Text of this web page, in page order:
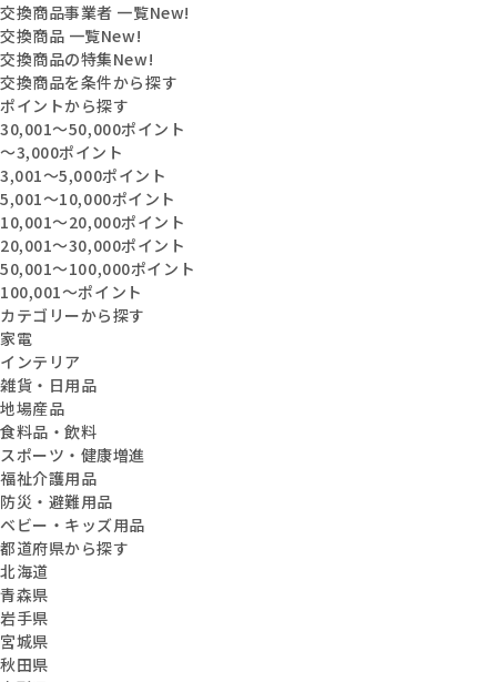
交換商品事業者 一覧New!
交換商品 一覧New!
交換商品の特集New!
交換商品を条件から探す
ポイントから探す
30,001〜50,000ポイント
〜3,000ポイント
3,001〜5,000ポイント
5,001〜10,000ポイント
10,001〜20,000ポイント
20,001〜30,000ポイント
50,001〜100,000ポイント
100,001〜ポイント
カテゴリーから探す
家電
インテリア
雑貨・日用品
地場産品
食料品・飲料
スポーツ・健康増進
福祉介護用品
防災・避難用品
ベビー・キッズ用品
都道府県から探す
北海道
青森県
岩手県
宮城県
秋田県